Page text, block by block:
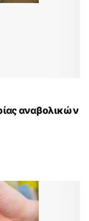
αναβολικών